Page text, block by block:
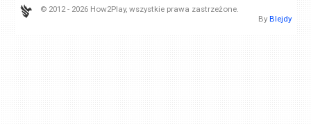
© 2012 - 2026 How2Play, wszystkie prawa zastrzeżone.
By Blejdy